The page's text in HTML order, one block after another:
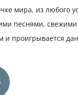
мира, из любого
песнями,
и проигрывается